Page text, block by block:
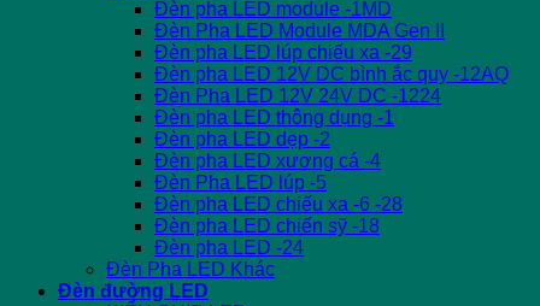
Đèn pha LED module -1MD
Đèn Pha LED Module MDA Gen II
Đèn pha LED lúp chiếu xa -29
Đèn pha LED 12V DC bình ắc quy -12AQ
Đèn Pha LED 12V 24V DC -1224
Đèn pha LED thông dụng -1
Đèn pha LED dẹp -2
Đèn pha LED xương cá -4
Đèn Pha LED lúp -5
Đèn pha LED chiếu xa -6 -28
Đèn pha LED chiến sỹ -18
Đèn pha LED -24
Đèn Pha LED Khác
Đèn đường LED